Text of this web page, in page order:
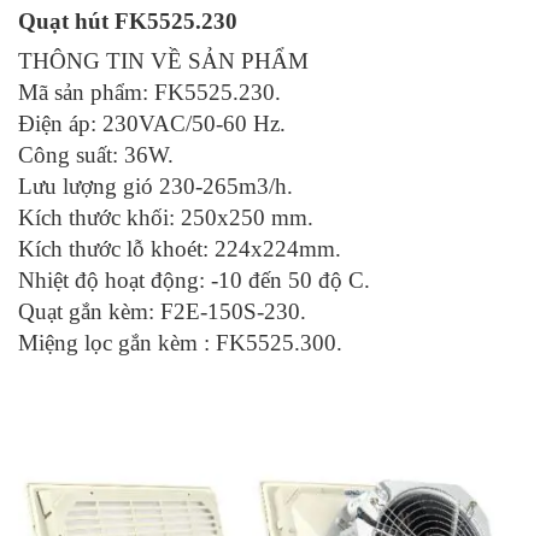
Quạt hút FK5525.230
THÔNG TIN VỀ SẢN PHẨM
Mã sản phẩm: FK5525.230.
Điện áp: 230VAC/50-60 Hz.
Công suất: 36W.
Lưu lượng gió 230-265m3/h.
Kích thước khối: 250x250 mm.
Kích thước lỗ khoét: 224x224mm.
Nhiệt độ hoạt động: -10 đến 50 độ C.
Quạt gắn kèm: F2E-150S-230.
Miệng lọc gắn kèm : FK5525.300.